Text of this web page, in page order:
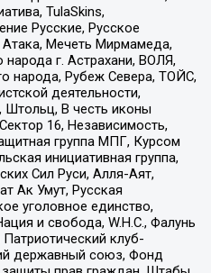
TulaSkins,
Русские, Русское
Мечеть Мирмамеда,
г. Астрахани, ВОЛЯ,
народа, Рубеж Севера, ТОЙС,
деятельности,
В честь иконы
16, Независимость,
группа МПГ, Курсом
инициативная группа,
Сил Руси, Алля-Аят,
Ак Умут, Русская
уголовное единство,
и свобода, W.H.С., Фалунь
клуб-
державный союз, Фонд